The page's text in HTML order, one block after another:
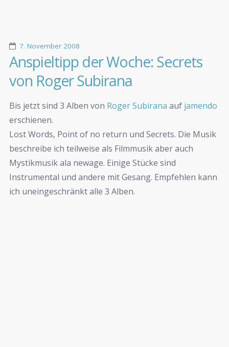
7. November 2008
Anspieltipp der Woche: Secrets
von Roger Subirana
Bis jetzt sind 3 Alben von Roger Subirana auf jamendo
erschienen.
Lost Words, Point of no return und Secrets. Die Musik
beschreibe ich teilweise als Filmmusik aber auch
Mystikmusik ala newage. Einige Stücke sind
Instrumental und andere mit Gesang. Empfehlen kann
ich uneingeschränkt alle 3 Alben.